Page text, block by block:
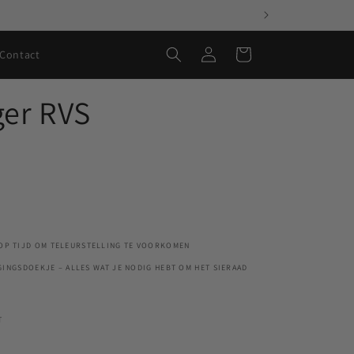
Contact InloggenWinkelwagen
RVS
TIJD OM TELEURSTELLING TE VOORKOMEN
– ALLES WAT JE NODIG HEBT OM HET SIERAAD